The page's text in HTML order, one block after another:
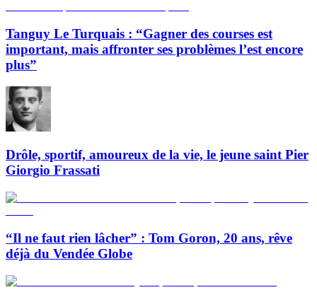
Tanguy Le Turquais : “Gagner des courses est
important, mais affronter ses problèmes l’est encore
plus”
Drôle, sportif, amoureux de la vie, le jeune saint Pier
Giorgio Frassati
“Il ne faut rien lâcher” : Tom Goron, 20 ans, rêve
déjà du Vendée Globe